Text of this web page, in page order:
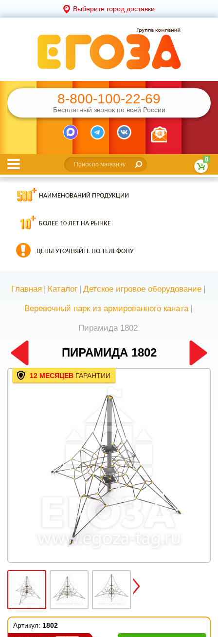
Выберите город доставки
8-800-100-22-69
Бесплатный звонок по всей России
0
НАИМЕНОВАНИЙ ПРОДУКЦИИ
БОЛЕЕ 10 ЛЕТ НА РЫНКЕ
ЦЕНЫ УТОЧНЯЙТЕ ПО ТЕЛЕФОНУ
Главная | Каталог | Детское игровое оборудование |
Веревочный парк из армированного каната |
Пирамида 1802
ПИРАМИДА 1802
12 МЕСЯЦЕВ ГАРАНТИИ
Next
Артикул: 1802